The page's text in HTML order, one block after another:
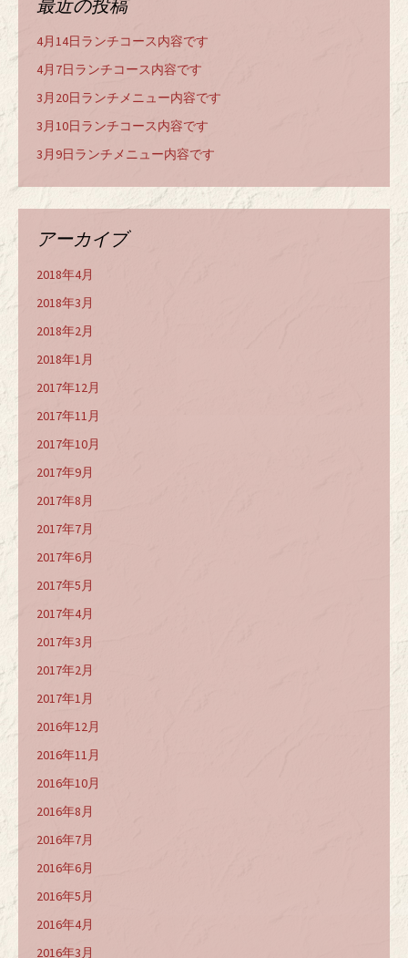
最近の投稿
4月14日ランチコース内容です
4月7日ランチコース内容です
3月20日ランチメニュー内容です
3月10日ランチコース内容です
3月9日ランチメニュー内容です
アーカイブ
2018年4月
2018年3月
2018年2月
2018年1月
2017年12月
2017年11月
2017年10月
2017年9月
2017年8月
2017年7月
2017年6月
2017年5月
2017年4月
2017年3月
2017年2月
2017年1月
2016年12月
2016年11月
2016年10月
2016年8月
2016年7月
2016年6月
2016年5月
2016年4月
2016年3月